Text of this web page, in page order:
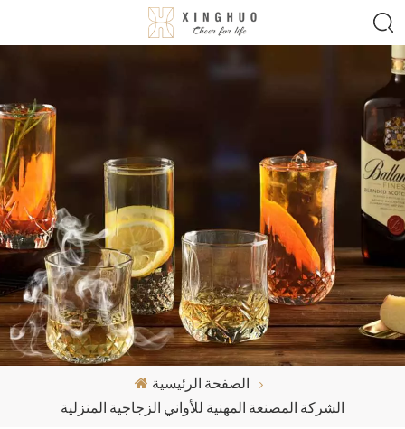
الصفحة الرئيسية
الشركة المصنعة المهنية للأواني الزجاجية المنزلية